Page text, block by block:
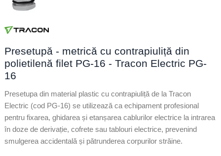
Presetupă - metrică cu contrapiuliță din
polietilenă filet PG-16 - Tracon Electric PG-
16
Presetupa din material plastic cu contrapiuliță de la Tracon
Electric (cod PG-16) se utilizează ca echipament profesional
pentru fixarea, ghidarea și etanșarea cablurilor electrice la intrarea
în doze de derivație, cofrete sau tablouri electrice, prevenind
smulgerea accidentală și pătrunderea corpurilor străine.